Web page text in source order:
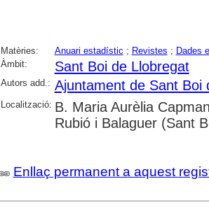
Matèries: Anuari estadístic ; Revistes ; Dades
Àmbit:
Sant Boi de Llobregat
Autors add.: Ajuntament de Sant Boi
Localització: B. Maria Aurèlia
Rubió i Balaguer (Sant
Enllaç permanent a aquest